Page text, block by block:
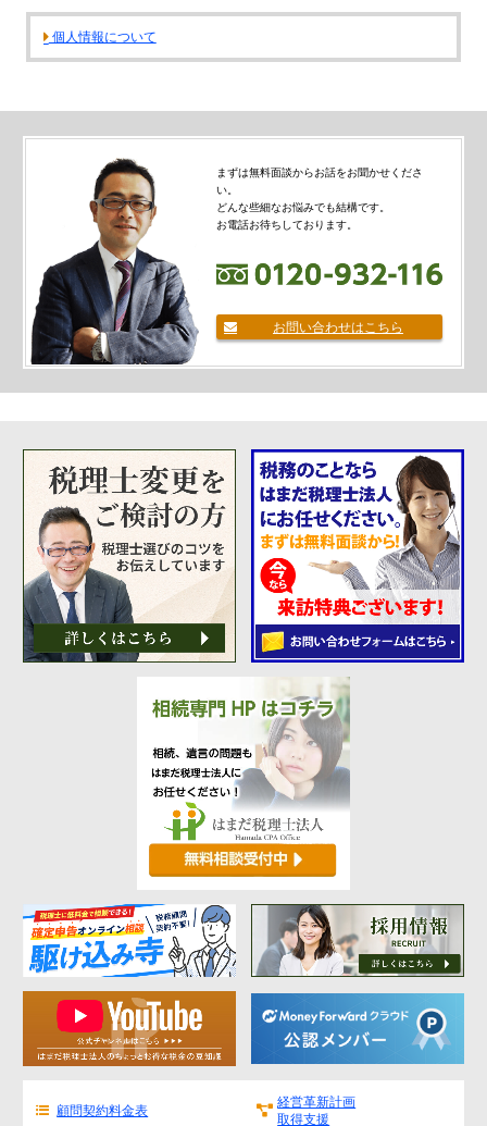
所得税
源泉所得税
その他
個人情報について
まずは無料面談からお話をお聞かせくださ
い。
どんな些細なお悩みでも結構です。
お電話お待ちしております。
お問い合わせはこちら
顧問契約料金表
経営革新計画
取得支援